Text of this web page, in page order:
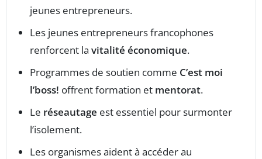
jeunes entrepreneurs.
Les jeunes entrepreneurs francophones
renforcent la vitalité économique.
Programmes de soutien comme C’est moi
l’boss! offrent formation et mentorat.
Le réseautage est essentiel pour surmonter
l’isolement.
Les organismes aident à accéder au